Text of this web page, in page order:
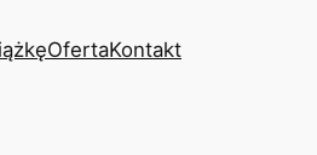
OfertaKontakt